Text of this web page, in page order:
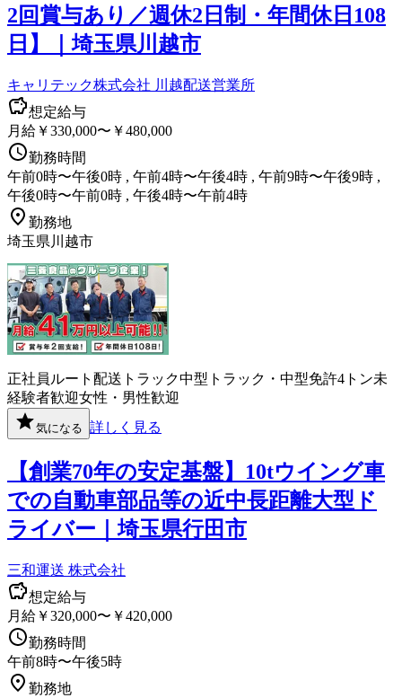
2回賞与あり／週休2日制・年間休日108
日】｜埼玉県川越市
キャリテック株式会社 川越配送営業所
想定給与
月給￥330,000〜￥480,000
勤務時間
午前0時〜午後0時 , 午前4時〜午後4時 , 午前9時〜午後9時 ,
午後0時〜午前0時 , 午後4時〜午前4時
勤務地
埼玉県川越市
正社員 ルート配送 トラック中型トラック・中型免許4トン未
経験者歓迎女性・男性歓迎
気になる 詳しく見る
【創業70年の安定基盤】10tウイング車
での自動車部品等の近中長距離大型ド
ライバー｜埼玉県行田市
三和運送 株式会社
想定給与
月給￥320,000〜￥420,000
勤務時間
午前8時〜午後5時
勤務地